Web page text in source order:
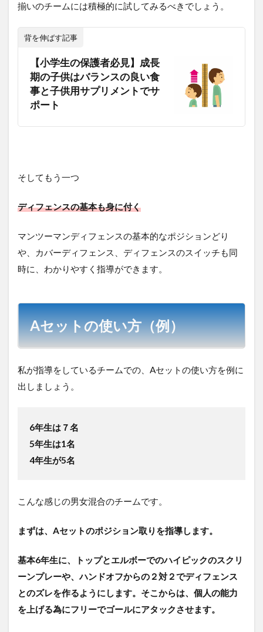
揃いのチームには積極的に試してみるべきでしょう。
背を伸ばす記事
【小学生の保護者必見】成長
期の子供はバランスの良い食
事と子供用サプリメントでサ
ポート
そしてもう一つ
ディフェンスの基本も身に付く
マンツーマンディフェンスの基本的なポジションどり
や、カバーディフェンス、ディフェンスのスイッチも同
時に、わかりやすく指導ができます。
Aセットの使い方（例）
私が指導をしているチームでの、Aセットの使い方を例に
出しましょう。
6年生は７名
5年生は1名
4年生が5名
こんな感じの男女混合のチームです。
まずは、Aセットのポジション取りを指導します。
基本6年生に、トップとエルボーでのハイピックのスクリ
ーンプレーや、ハンドオフからの２対２でディフェンス
とのズレを作るようにします。そこからは、個人の能力
を上げる為にフリーでゴールにアタックさせます。